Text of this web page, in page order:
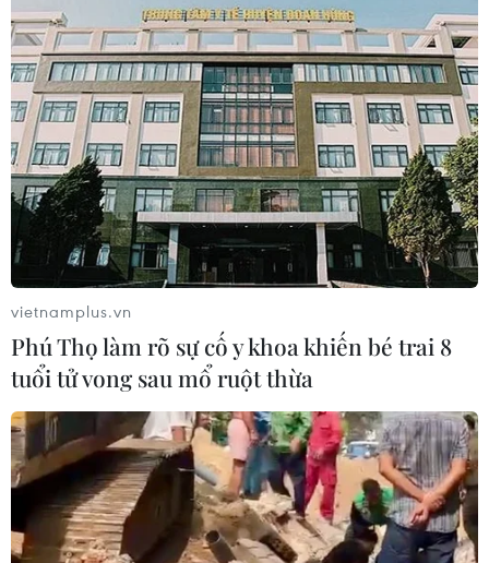
06/08/2026 13:42
Hướng tới mục tiêu quy mô dự trữ
đạt 1% GDP vào năm 2030
06/08/2026 10:23
NAPAS, BIDV và Weixin Pay mở rộng
thanh toán QR Việt Nam-Trung
Quốc
06/08/2026 07:34
Làn sóng tấn công mạng nhằm vào
các quỹ đầu cơ lớn của Mỹ
06/08/2026 06:47
Đồng USD trước bước ngoặt do đồng
vietnamplus.vn
Phú Thọ làm rõ sự cố y khoa khiến bé trai 8
tuổi tử vong sau mổ ruột thừa